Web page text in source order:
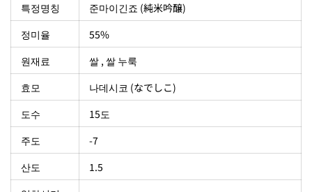
특정명칭
준마이긴죠 (純米吟醸)
정미율
55%
원재료
쌀 , 쌀 누룩
효모
나데시코 (なでしこ)
도수
15도
주도
-7
산도
1.5